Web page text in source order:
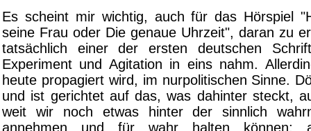
Es scheint mir wichtig, auch für das Hörspiel
seine Frau oder Die genaue Uhrzeit", daran zu
tatsächlich einer der ersten deutschen
Experiment und Agitation in eins nahm.
heute propagiert wird, im nurpolitischen Sinne.
und ist gerichtet auf das, was dahinter steckt,
weit wir noch etwas hinter der sinnlich
annehmen und für wahr halten können;